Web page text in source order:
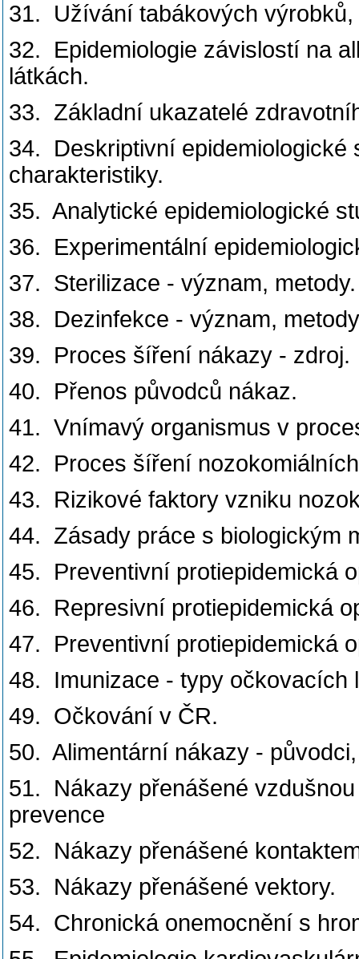
31. Užívání tabákových výrobků,
32. Epidemiologie závislostí na
látkách.
33. Základní ukazatelé
34. Deskriptivní epidemiologické
charakteristiky.
35. Analytické epidemiologické
36. Experimentální
37. Sterilizace - význam, metody.
38. Dezinfekce - význam,
39. Proces šíření nákazy - zdroj.
40. Přenos původců nákaz.
41. Vnímavý organismus v
42. Proces šíření
43. Rizikové faktory vzniku
44. Zásady práce s biologickým
45. Preventivní protiepidemická
46. Represivní protiepidemická
47. Preventivní protiepidemická
48. Imunizace - typy očkovacích
49. Očkování v ČR.
50. Alimentární nákazy -
51. Nákazy přenášené
prevence
52. Nákazy přenášené
53. Nákazy přenášené vektory.
54. Chronická onemocnění s